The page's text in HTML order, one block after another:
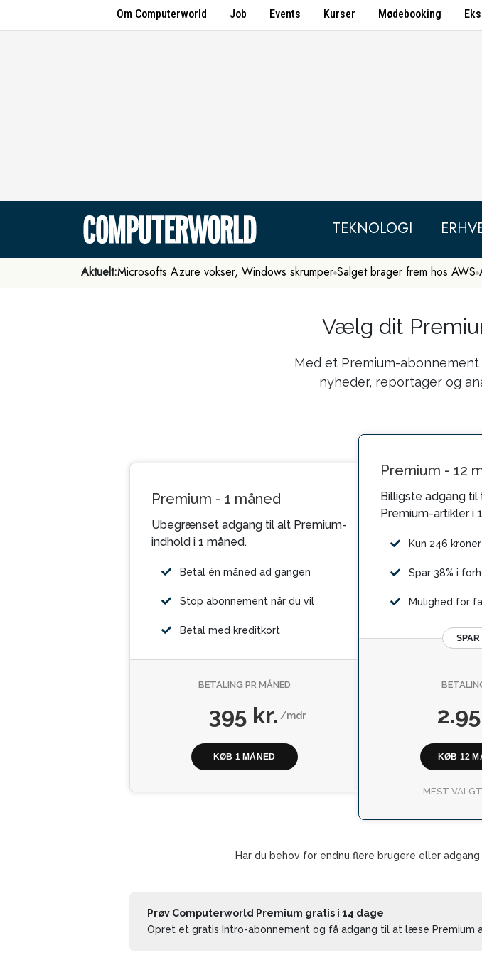
Om Computerworld Job Events Kurser Mødebooking
TEKNOLOGI
Aktuelt:Microsofts Azure vokser, Windows skrumper Salget brager frem hos AWS
Vælg dit
Med et Premium-
nyheder, reportager og
Premium - 1 måned
Ubegrænset adgang til alt Premium-
indhold i 1 måned.
Betal én måned ad gangen
Stop abonnement når du vil
Betal med kreditkort
BETALING PR MÅNED
395 kr./mdr
KØB 1 MÅNED
Premium - 12
Billigste adgang til
Premium-artikler i
Kun 246
Spar 38% i
Mulighed for
SPAR
KØB 12
MEST
Har du behov for endnu flere brugere eller
Prøv Computerworld Premium gratis i 14 dage
Opret et gratis Intro-abonnement og få adgang til at læse Premium